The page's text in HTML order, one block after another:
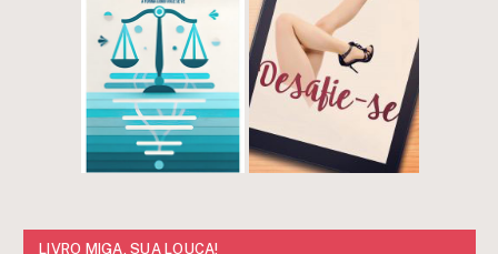
LIVRO MIGA, SUA LOUCA!